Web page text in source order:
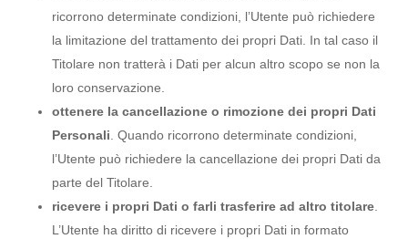
ricorrono determinate condizioni, l’Utente può richiedere
la limitazione del trattamento dei propri Dati. In tal caso il
Titolare non tratterà i Dati per alcun altro scopo se non la
loro conservazione.
ottenere la cancellazione o rimozione dei propri Dati
Personali . Quando ricorrono determinate condizioni,
l’Utente può richiedere la cancellazione dei propri Dati da
parte del Titolare.
ricevere i propri Dati o farli trasferire ad altro titolare.
L’Utente ha diritto di ricevere i propri Dati in formato